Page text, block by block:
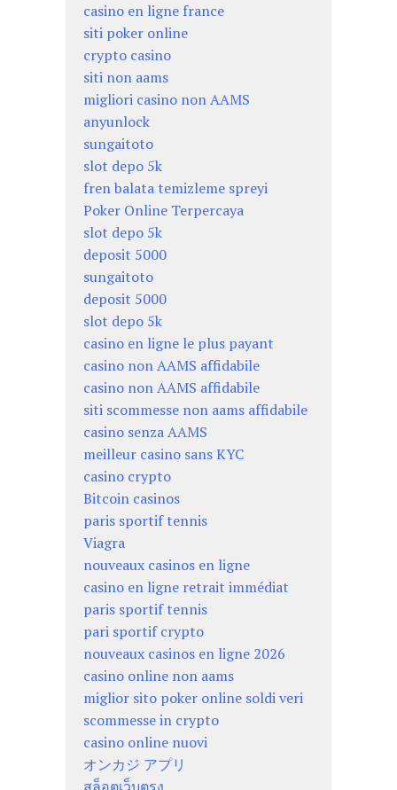
casino en ligne france
siti poker online
crypto casino
siti non aams
migliori casino non AAMS
anyunlock
sungaitoto
slot depo 5k
fren balata temizleme spreyi
Poker Online Terpercaya
slot depo 5k
deposit 5000
sungaitoto
deposit 5000
slot depo 5k
casino en ligne le plus payant
casino non AAMS affidabile
casino non AAMS affidabile
siti scommesse non aams affidabile
casino senza AAMS
meilleur casino sans KYC
casino crypto
Bitcoin casinos
paris sportif tennis
Viagra
nouveaux casinos en ligne
casino en ligne retrait immédiat
paris sportif tennis
pari sportif crypto
nouveaux casinos en ligne 2026
casino online non aams
miglior sito poker online soldi veri
scommesse in crypto
casino online nuovi
オンカジ アプリ